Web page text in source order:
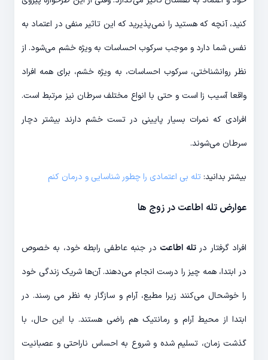
کنید، آنچه که هستید را نمی‌پذیرید که این تاثیر منفی در اعتماد به
نفس شما دارد و موجب سرکوب احساسات به ویژه خشم می‌شود. از
نظر روانشناختی، سرکوب احساسات، به ویژه خشم، برای همه افراد
واقعا آسیب زا است و حتی با انواع مختلف سرطان نیز مرتبط است.
افرادی که نمرات بسیار پایینی در تست خشم دارند بیشتر دچار
سرطان می‌شوند.
بیشتر بدانید:تله بی اعتمادی را چطور شناسایی و درمان کنم
عوارض تله اطاعت در زوج ها
افراد گرفتار درتله اطاعت در جنبه عاطفی رابطه خود، به خصوص
در ابتدا، همه چیز را درست انجام می‌دهند. آن‌ها شریک زندگی خود
را خوشحال می‌کنند زیرا مطیع، آرام و سازگار به نظر می رسند. در
ابتدا از محیط آرام و رمانتیک هم راضی هستند. با این حال، با
گذشت زمان، تسلیم شده و شروع به احساس ناراحتی و عصبانیت